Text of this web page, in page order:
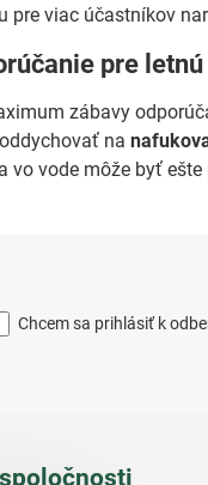
pre viac účastníkov
pre
zábavy
na
vo vode môže byť
Chcem sa prihlásiť k